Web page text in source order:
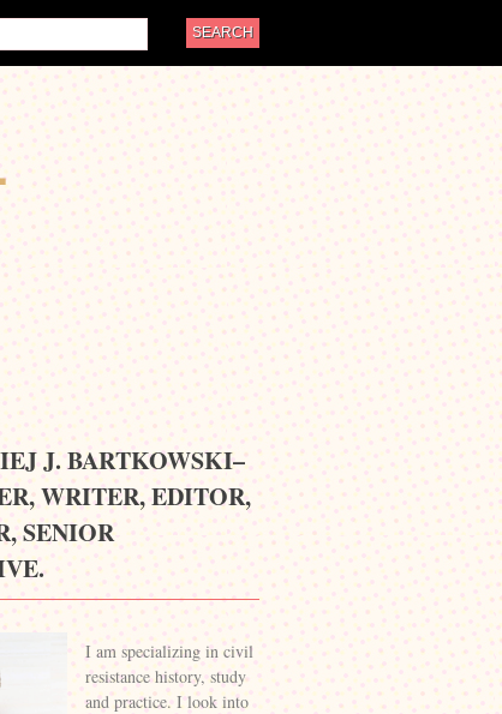
J. BARTKOWSKI–
WRITER, EDITOR,
SENIOR
I am specializing in civil
resistance history, study
and practice. I look into